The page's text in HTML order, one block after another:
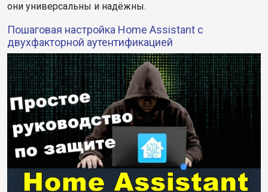
они универсальны и надёжны.
Пошаговая настройка Home Assistant с
двухфакторной аутентификацией